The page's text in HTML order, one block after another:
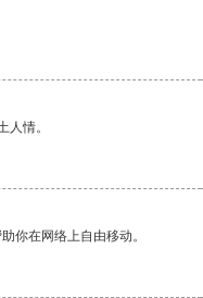
情。
你在网络上自由移动。